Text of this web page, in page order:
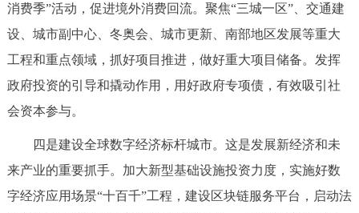
消费季”活动，促进境外消费回流。聚焦“三城一区”、交通建
设、城市副中心、冬奥会、城市更新、南部地区发展等重大
工程和重点领域，抓好项目推进，做好重大项目储备。发挥
政府投资的引导和撬动作用，用好政府专项债，有效吸引社
会资本参与。
四是建设全球数字经济标杆城市。这是发展新经济和未
来产业的重要抓手。加大新型基础设施投资力度，实施好数
字经济应用场景“十百千”工程，建设区块链服务平台，启动法